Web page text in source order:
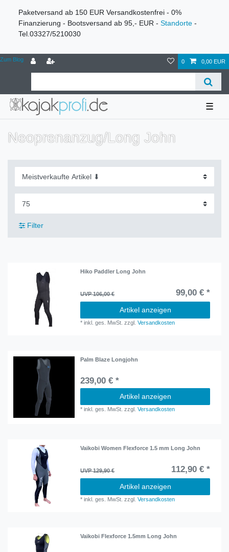
Paketversand ab 150 EUR Versandkostenfrei - 0%
Finanzierung - Bootsversand ab 95,- EUR - Standorte -
Tel.03327/5210030
Zum Blog 0 0,00 EUR
☰
Neoprenanzug/Long John
Filter
Hiko Paddler Long John
UVP 106,00 € 99,00 € *
Artikel anzeigen
*inkl. ges. MwSt. zzgl.Versandkosten
Palm Blaze Longjohn
239,00 € *
Artikel anzeigen
*inkl. ges. MwSt. zzgl.Versandkosten
Vaikobi Women Flexforce 1.5 mm Long John
UVP 129,90 € 112,90 € *
Artikel anzeigen
*inkl. ges. MwSt. zzgl.Versandkosten
Vaikobi Flexforce 1.5mm Long John